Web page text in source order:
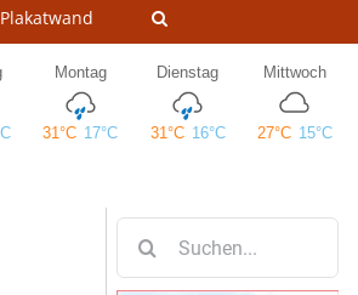
Plakatwand
nach: